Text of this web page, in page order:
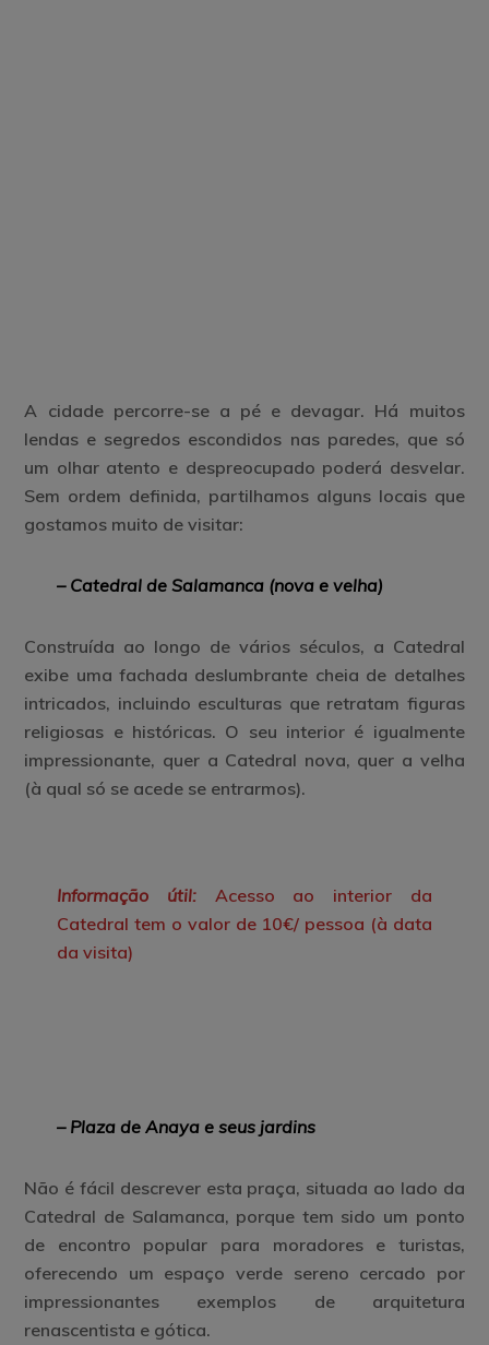
A cidade percorre-se a pé e devagar. Há muitos
lendas e segredos escondidos nas paredes, que só
um olhar atento e despreocupado poderá desvelar.
Sem ordem definida, partilhamos alguns locais que
gostamos muito de visitar:
– Catedral de Salamanca (nova e velha)
Construída ao longo de vários séculos, a Catedral
exibe uma fachada deslumbrante cheia de detalhes
intricados, incluindo esculturas que retratam figuras
religiosas e históricas. O seu interior é igualmente
impressionante, quer a Catedral nova, quer a velha
(à qual só se acede se entrarmos).
Informação útil: Acesso ao interior da
Catedral tem o valor de 10€/ pessoa (à data
da visita)
– Plaza de Anaya e seus jardins
Não é fácil descrever esta praça, situada ao lado da
Catedral de Salamanca, porque tem sido um ponto
de encontro popular para moradores e turistas,
oferecendo um espaço verde sereno cercado por
impressionantes exemplos de arquitetura
renascentista e gótica.